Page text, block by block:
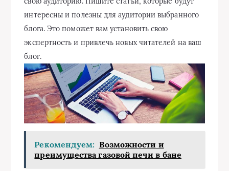
интересны и полезны для аудитории выбранного
блога. Это поможет вам установить свою
экспертность и привлечь новых читателей на ваш
блог.
Рекомендуем: Возможности и
преимущества газовой печи в бане